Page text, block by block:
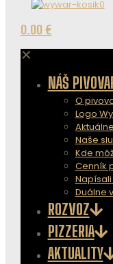
0
0.00 €
✕
NÁŠ
O
Logo
Naše
Kde
Cenník
Duálne
ROZVOZ
PIZZERIA
AKTUALITY